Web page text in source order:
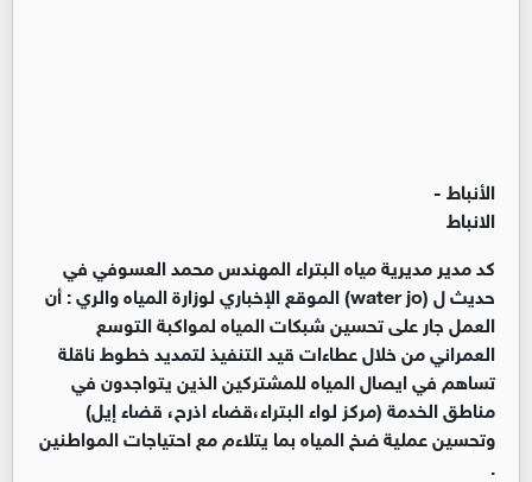
الأنباط -
الانباط
كد مدير مديرية مياه البتراء المهندس محمد العسوفي في
حديث ل (water jo) الموقع الإخباري لوزارة المياه والري : أن
العمل جار على تحسين شبكات المياه لمواكبة التوسع
العمراني من خلال عطاءات قيد التنفيذ لتمديد خطوط ناقلة
تساهم في ايصال المياه للمشتركين الذين يتواجدون في
مناطق الخدمة (مركز لواء البتراء،قضاء اذرح، قضاء إيل)
وتحسين عملية ضخ المياه بما يتلاءم مع احتياجات المواطنين
.